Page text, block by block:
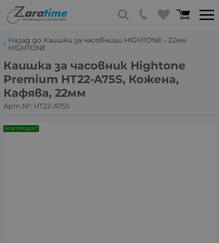
Назад до Каишки за часовници HIGHTONE - 22мм
HIGHTONE
Каишка за часовник Hightone
Premium HT22-A75S, Кожена,
Кафява, 22мм
Арт.№: HT22-A75S
НОВ ПРОДУКТ